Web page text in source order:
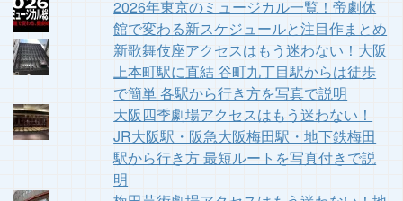
2026年東京のミュージカル一覧！帝劇休
館で変わる新スケジュールと注目作まとめ
新歌舞伎座アクセスはもう迷わない！大阪
上本町駅に直結 谷町九丁目駅からは徒歩
で簡単 各駅から行き方を写真で説明
大阪四季劇場アクセスはもう迷わない！
JR大阪駅・阪急大阪梅田駅・地下鉄梅田
駅から行き方 最短ルートを写真付きで説
明